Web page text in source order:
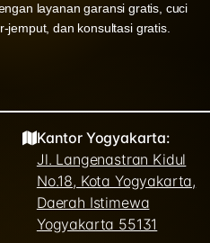
layanan garansi gratis, cuci
jemput, dan konsultasi gratis.
Kantor Yogyakarta:
Jl. Langenastran Kidul
No.18, Kota Yogyakarta,
Daerah Istimewa
Yogyakarta 55131